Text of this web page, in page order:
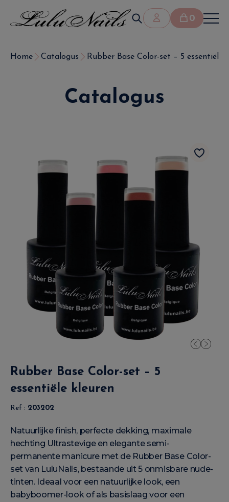
0
Home Catalogus Rubber Base Color-set – 5 essentiële
Catalogus
Rubber Base Color-set – 5
essentiële kleuren
Ref : 203202
Natuurlijke finish, perfecte dekking, maximale
hechting Ultrastevige en elegante semi-
permanente manicure met de Rubber Base Color-
set van LuluNails, bestaande uit 5 onmisbare nude-
tinten. Ideaal voor een natuurlijke look, een
babyboomer-look of als basislaag voor een